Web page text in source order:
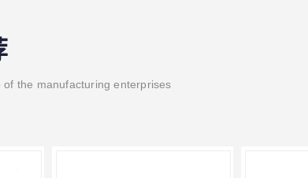
the manufacturing enterprises